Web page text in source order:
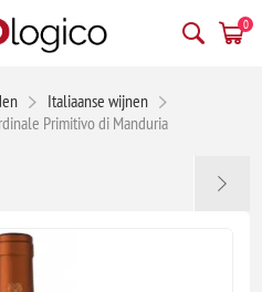
0
Italiaanse wijnen
Primitivo di Manduria